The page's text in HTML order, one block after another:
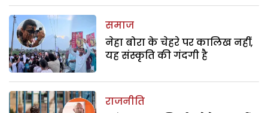
समाज
नेहा बोरा के चेहरे पर कालिख नहीं,
यह संस्कृति की गंदगी है
राजनीति